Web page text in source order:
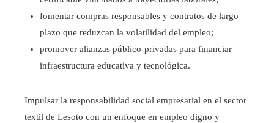
fomentar compras responsables y contratos de largo
plazo que reduzcan la volatilidad del empleo;
promover alianzas público-privadas para financiar
infraestructura educativa y tecnológica.
Impulsar la responsabilidad social empresarial en el sector
textil de Lesoto con un enfoque en empleo digno y